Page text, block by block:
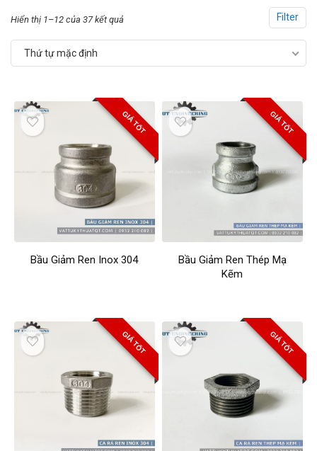
Filter
Hiển thị 1–12 của 37 kết quả
Thứ tự mặc định
GIÁ TỐT
Bầu Giảm Ren Inox 304
GIÁ TỐT
Bầu Giảm Ren Thép Mạ
Kẽm
GIÁ TỐT GIÁ TỐT